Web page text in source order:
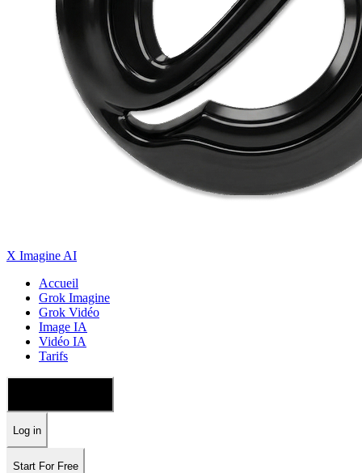
X Imagine AI
Accueil
Grok Imagine
Grok Vidéo
Image IA
Vidéo IA
Tarifs
Log in
Start For Free